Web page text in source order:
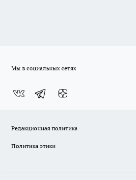
Мы в социальных сетях
Редакционная политика
Политика этики